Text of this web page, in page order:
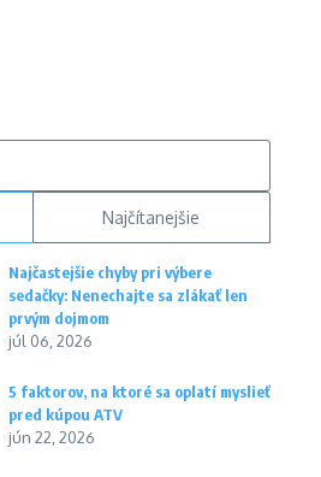
Najčítanejšie
Najčastejšie chyby pri výbere
sedačky: Nenechajte sa zlákať len
prvým dojmom
júl 06, 2026
5 faktorov, na ktoré sa oplatí myslieť
pred kúpou ATV
jún 22, 2026